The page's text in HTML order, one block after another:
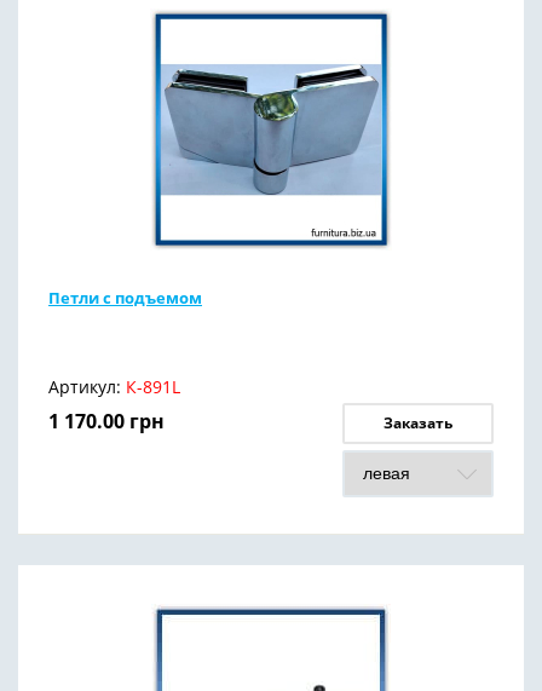
Петли с подъемом
Артикул: К-891L
1 170.00 грн Заказать